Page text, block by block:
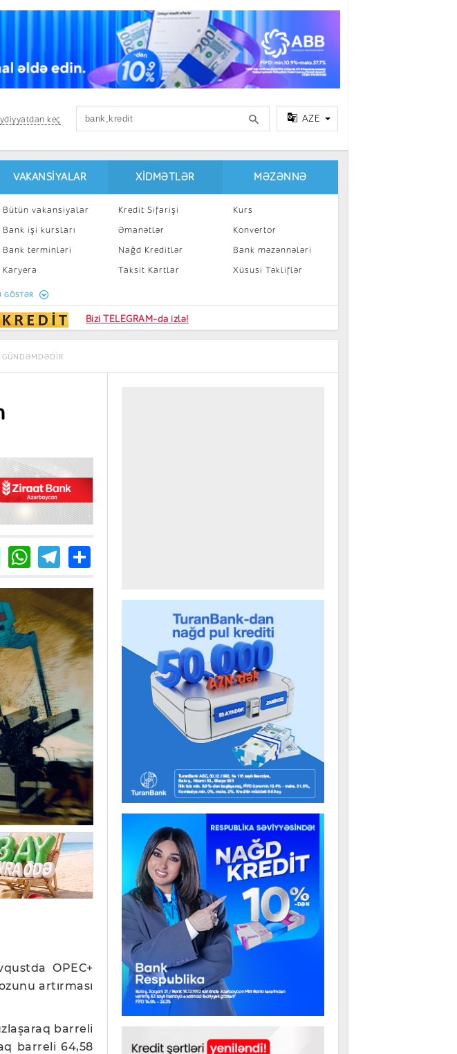
keç AZE
VAKANSIYALAR
Bütün vakansiyalar
Bank işi kursları
Bank terminləri
Karyera
Peşakar inkişaf
XIDMƏTLƏR
Kredit Sifarişi
Əmanətlər
Nağd Kreditlər
Taksit Kartlar
Kart sifarişi
MƏZƏNNƏ
Kurs
Konvertor
Bank məzənnələri
Xüsusi Təkliflər
GÖSTƏR
Bizi TELEGRAM-da izlə!
LinkedIn
WhatsApp
Telegram
Share
OPEC+
artırması
barreli
barreli 64,58